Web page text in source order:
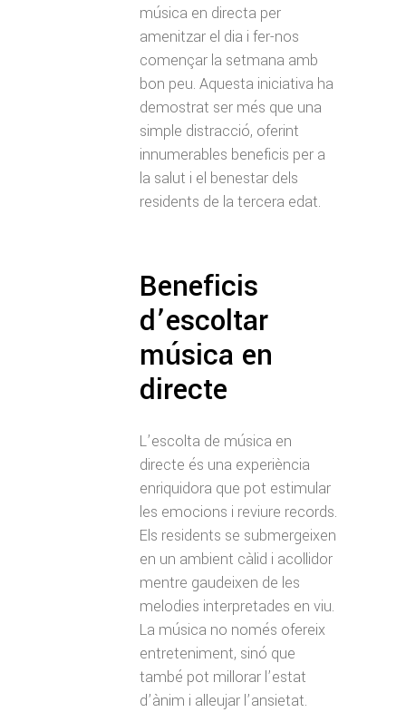
música en directa per
amenitzar el dia i fer-nos
començar la setmana amb
bon peu. Aquesta iniciativa ha
demostrat ser més que una
simple distracció, oferint
innumerables beneficis per a
la salut i el benestar dels
residents de la tercera edat.
Beneficis
d’escoltar
música en
directe
L’escolta de música en
directe és una experiència
enriquidora que pot estimular
les emocions i reviure records.
Els residents se submergeixen
en un ambient càlid i acollidor
mentre gaudeixen de les
melodies interpretades en viu.
La música no només ofereix
entreteniment, sinó que
també pot millorar l’estat
d’ànim i alleujar l’ansietat.